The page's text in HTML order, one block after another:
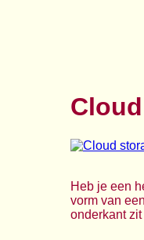
Heb je een
vorm van
onderkant